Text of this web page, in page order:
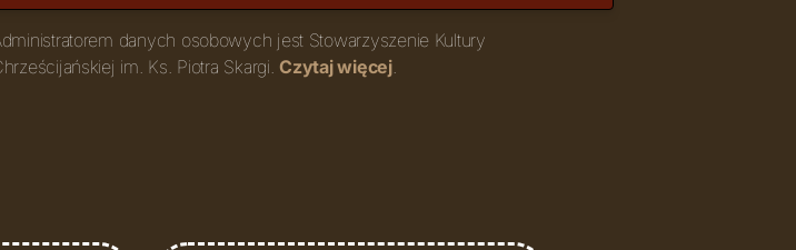
danych osobowych jest Stowarzyszenie Kultury
im. Ks. Piotra Skargi.Czytaj więcej.